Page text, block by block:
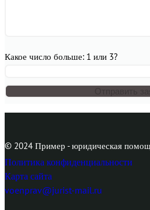
Какое число больше: 1 или 3?
© 2024 Пример - юридическая
Политика конфиденциальности
Карта сайта
voenprav@jurist-mail.ru